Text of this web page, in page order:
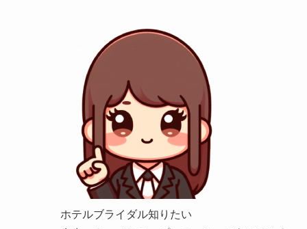
ホテルブライダル知りたい